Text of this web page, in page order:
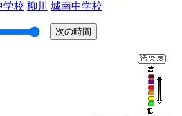
学校 柳川 城南中学校